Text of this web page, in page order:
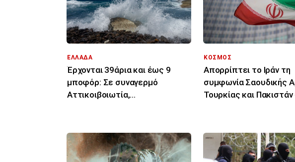
ΕΛΛΑΔΑ
Έρχονται 39άρια και έως 9
μποφόρ: Σε συναγερμό
Αττικοιβοιωτία,
ΚΟΣΜΟΣ
Απορρίπτει το Ιράν τη
συμφωνία Σαουδικής
Τουρκίας και Πακιστάν